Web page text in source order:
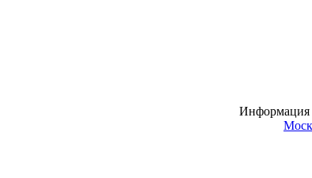
Информация